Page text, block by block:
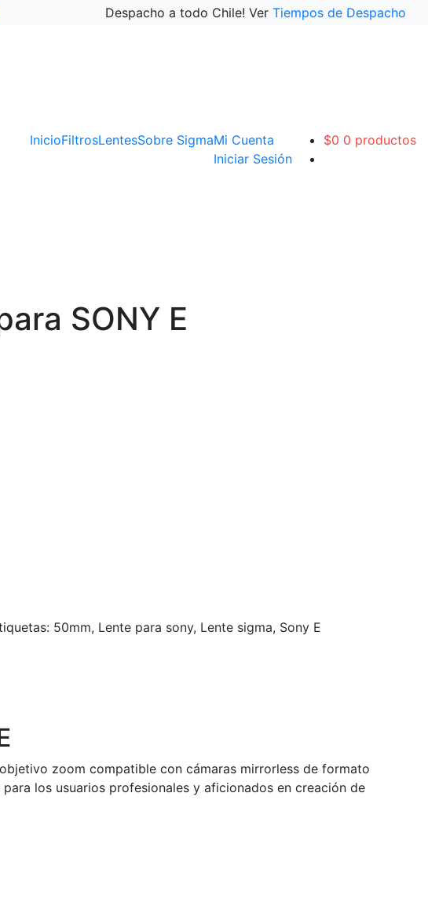
Despacho a todo Chile! Ver Tiempos de Despacho
InicioFiltrosLentesSobre SigmaMi Cuenta
Iniciar Sesión
$0 0 productos
SONY E
50mm, Lente para sony, Lente sigma, Sony E
zoom compatible con cámaras mirrorless de formato
los usuarios profesionales y aficionados en creación de